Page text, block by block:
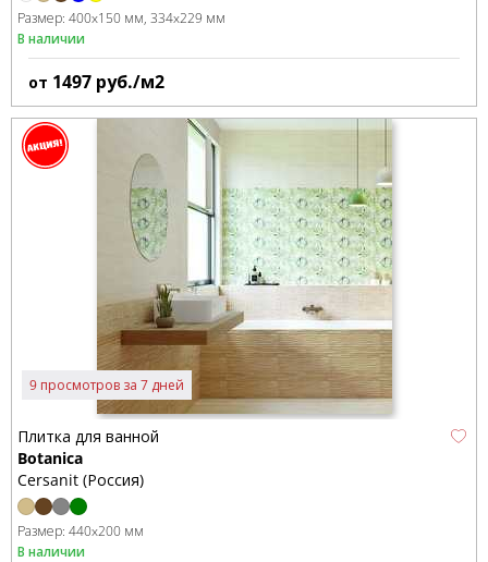
Размер: 400x150 мм 334x229 мм
В наличии
от 1497 руб./м2
9 просмотров за 7 дней
Плитка для ванной
Botanica
Cersanit (Россия)
Размер: 440x200 мм
В наличии